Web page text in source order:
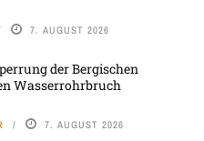
7. AUGUST 2026
der Bergischen
Wasserrohrbruch
7. AUGUST 2026